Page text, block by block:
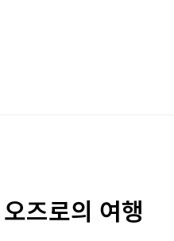
즈로의 여행